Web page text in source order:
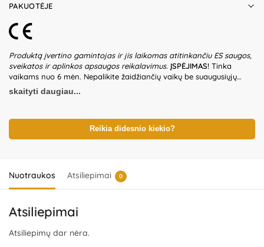
PAKUOTĖJE
Produktą įvertino gamintojas ir jis laikomas atitinkančiu ES saugos,
sveikatos ir aplinkos apsaugos reikalavimus. ĮSPĖJIMAS! Tinka
vaikams nuo 6 mėn. Nepalikite žaidžiančių vaikų be suaugusiųjų
priežiūros. Prieš naudodami žaislą patikrinkite žaislo ir detalių būklę.
Nenaudokite žaislo, jeigu kuri nors iš dalių yra pažeista. Pakuotė
dizainas ir spalvos gali nežymiai skirtis. Išsaugokite pakuotės
informaciją ateičiai. Kilmės šalis – Kinija.Importuotojas:
Kozicka Sp.K, ul. Poludniowa 29A, 05-540 Jeziorko,
skaityti daugiau...
Reikia didesnio kiekio?
Nuotraukos Atsiliepimai 0
Atsiliepimai
Atsiliepimų dar nėra.